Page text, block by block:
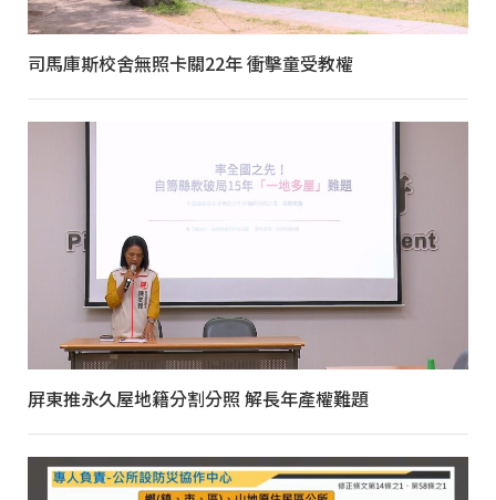
司馬庫斯校舍無照卡關22年 衝擊童受教權
屏東推永久屋地籍分割分照 解長年產權難題